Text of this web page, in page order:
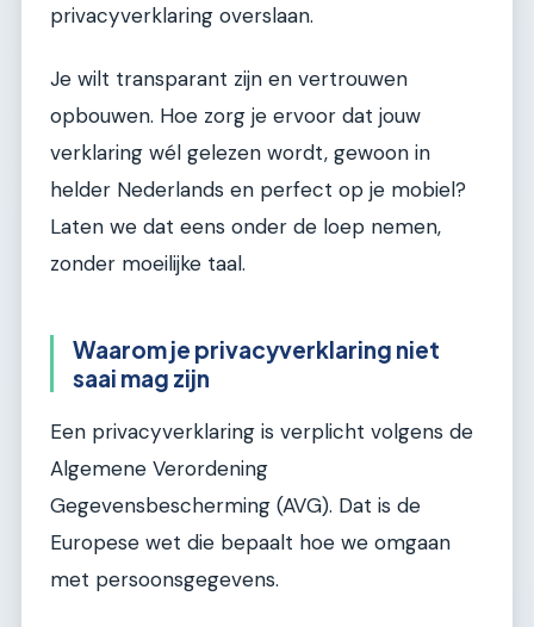
privacyverklaring overslaan.
Je wilt transparant zijn en vertrouwen
opbouwen. Hoe zorg je ervoor dat jouw
verklaring wél gelezen wordt, gewoon in
helder Nederlands en perfect op je mobiel?
Laten we dat eens onder de loep nemen,
zonder moeilijke taal.
Waarom je privacyverklaring niet
saai mag zijn
Een privacyverklaring is verplicht volgens de
Algemene Verordening
Gegevensbescherming (AVG). Dat is de
Europese wet die bepaalt hoe we omgaan
met persoonsgegevens.